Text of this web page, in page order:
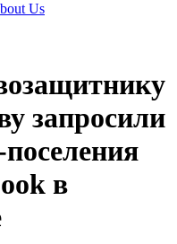
Us
запросили
в